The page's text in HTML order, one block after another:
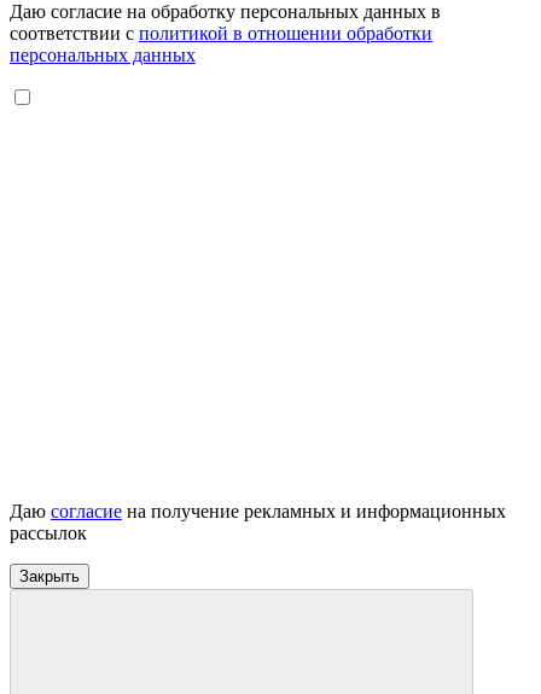
Даю согласие на обработку персональных данных в
соответствии с политикой в отношении обработки
персональных данных
Даю согласие на получение рекламных и информационных
рассылок
Закрыть